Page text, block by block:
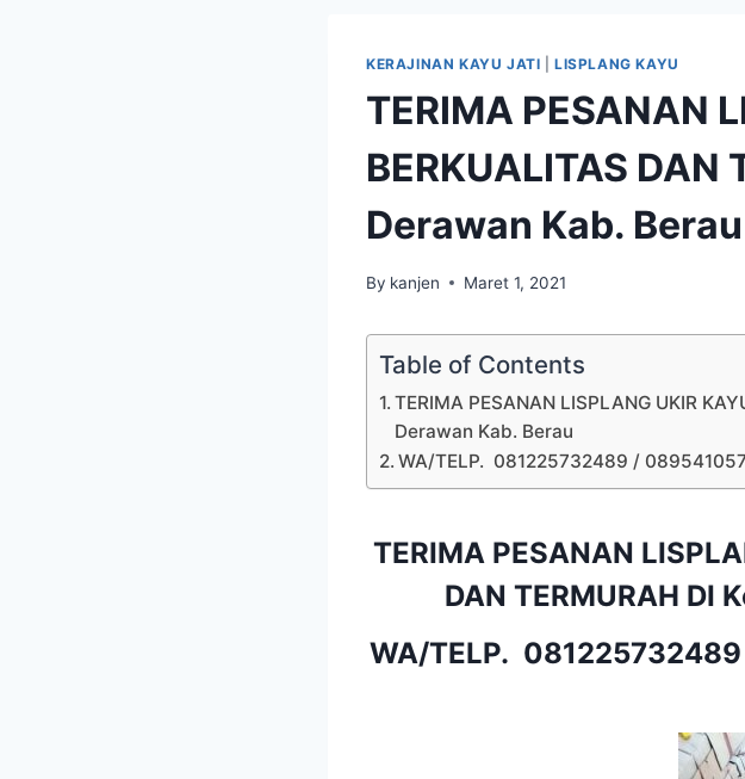
KERAJINAN KAYU JATI |LISPLANG KAYU
TERIMA PESANAN
BERKUALITAS DAN
Derawan Kab. Berau
By kanjen Maret 1, 2021
Table of Contents
TERIMA PESANAN LISPLANG UKIR
Derawan Kab. Berau
WA/TELP. 081225732489 /
TERIMA PESANAN
DAN TERMURAH DI
WA/TELP. 081225732489